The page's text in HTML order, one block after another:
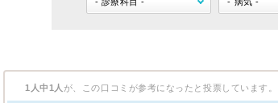
1人中1人 が、この口コミが参考になったと投票しています。